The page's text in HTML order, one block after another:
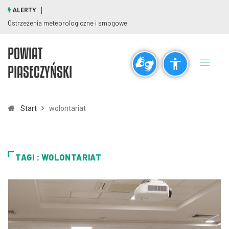
visibility_off title
Pomniejsz
Czcionki
remove_circle_outline add_circle_outline
ALERTY
Ostrzeżenia meteorologiczne i smogowe
POWIAT
PIASECZYŃSKI
Start wolontariat
TAGI : WOLONTARIAT